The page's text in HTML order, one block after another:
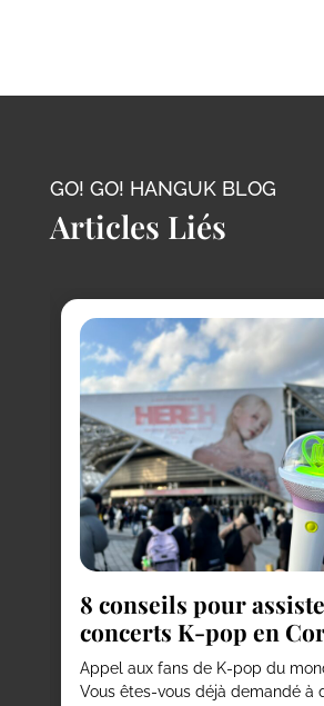
GO! GO! HANGUK BLOG
Articles Liés
8 conseils pour
concerts K-pop en
Appel aux fans de K-pop du
Vous êtes-vous déjà demandé à